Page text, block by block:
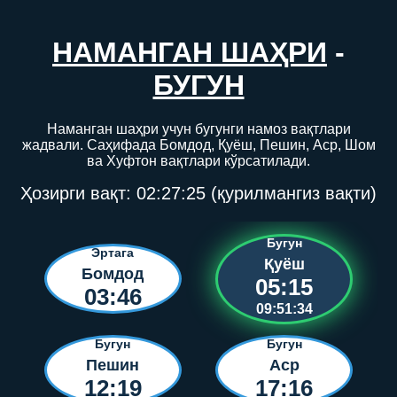
НАМАНГАН ШАҲРИ -
БУГУН
Наманган шаҳри учун бугунги намоз вақтлари
жадвали. Саҳифада Бомдод, Қуёш, Пешин, Аср, Шом
ва Хуфтон вақтлари кўрсатилади.
Ҳозирги вақт: 02:27:25 (қурилмангиз вақти)
Эртага
Бомдод
03:46
Бугун
Қуёш
05:15
09:51:34
Бугун
Пешин
12:19
Бугун
Аср
17:16